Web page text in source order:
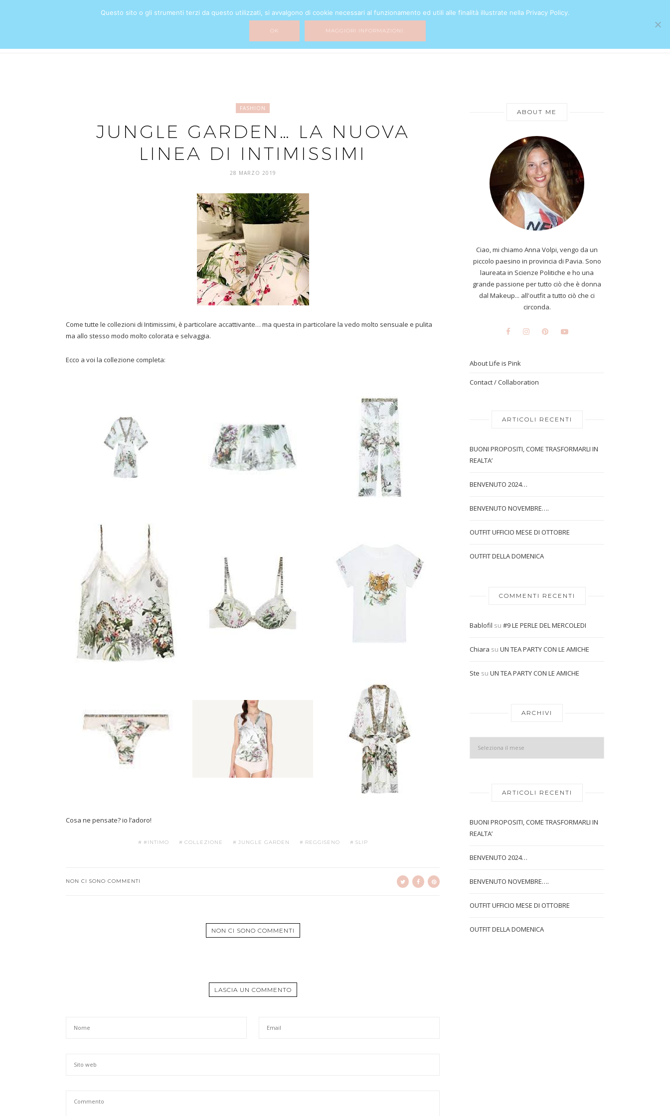
FASHION
JUNGLE GARDEN… LA NUOVA
LINEA DI INTIMISSIMI
28 MARZO 2019
Come tutte le collezioni di Intimissimi, è particolare accattivante… ma questa in particolare la vedo molto sensuale e pulita
ma allo stesso modo molto colorata e selvaggia.
Ecco a voi la collezione completa:
Cosa ne pensate? io l’adoro!
#INTIMO COLLEZIONE JUNGLE GARDEN REGGISENO SLIP
NON CI SONO COMMENTI
NON CI SONO COMMENTI
LASCIA UN COMMENTO
ABOUT ME
Ciao, mi chiamo Anna Volpi, vengo da un
piccolo paesino in provincia di Pavia. Sono
laureata in Scienze Politiche e ho una
grande passione per tutto ciò che è donna
dal Makeup... all'outfit a tutto ciò che ci
circonda.
About Life is Pink
Contact / Collaboration
ARTICOLI RECENTI
BUONI PROPOSITI, COME TRASFORMARLI IN
REALTA’
BENVENUTO 2024…
BENVENUTO NOVEMBRE….
OUTFIT UFFICIO MESE DI OTTOBRE
OUTFIT DELLA DOMENICA
COMMENTI RECENTI
Bablofil su #9 LE PERLE DEL MERCOLEDI
Chiara su UN TEA PARTY CON LE AMICHE
Ste su UN TEA PARTY CON LE AMICHE
ARCHIVI
ARTICOLI RECENTI
BUONI PROPOSITI, COME TRASFORMARLI IN
REALTA’
BENVENUTO 2024…
BENVENUTO NOVEMBRE….
OUTFIT UFFICIO MESE DI OTTOBRE
OUTFIT DELLA DOMENICA
Questo sito o gli strumenti terzi da questo utilizzati, si avvalgono di cookie necessari al funzionamento ed utili alle finalità illustrate nella Privacy Policy.
OK MAGGIORI INFORMAZIONI.